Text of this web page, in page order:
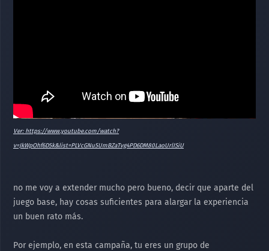
Ver: https://www.youtube.com/watch?
v=JkWpOhf6D5k&list=PLVcGNu5UmBZaTvg4PD6DM80LaoUrlISiU
no me voy a extender mucho pero bueno, decir que aparte del
juego base, hay cosas suficientes para alargar la experiencia
un buen rato más.
Por ejemplo, en esta campaña, tu eres un grupo de